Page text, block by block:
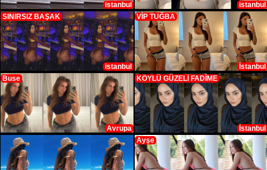
istanbul
istanbul
SINIRSIZ BAŞAK
istanbul
VİP TUĞBA
İstanbul
Buse
Avrupa
KÖYLÜ GÜZELİ FADİME
İstanbul
Ayşe